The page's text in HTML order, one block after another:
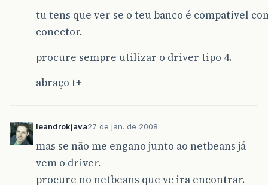
tu tens que ver se o teu banco é compativel
conector.
procure sempre utilizar o driver tipo 4.
abraço t+
leandrokjava27 de jan. de 2008
mas se não me engano junto ao netbeans já
vem o driver.
procure no netbeans que vc ira encontrar.